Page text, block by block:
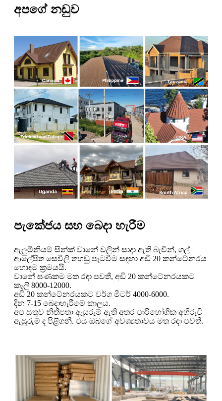
අපගේ නඩුව
පැකේජය සහ බෙදා හැරීම
ඇලුමිනියම් සින්ක් වානේ වලින් සාදා ඇති බැවින්, ගල්
ආලේපිත සෙවිලි තහඩු පැටවීම සඳහා අඩි 20 කන්ටේනරය
හොඳම ක්‍රමයයි.
වානේ ඝණකම මත රඳා පවතී, අඩි 20 කන්ටේනරයකට
කෑලි 8000-12000.
අඩි 20 කන්ටේනරයකට වර්ග මීටර් 4000-6000.
දින 7-15 බෙදාහැරීමේ කාලය.
අප සතුව නිතිපතා ඇසුරුම් ඇති අතර පාරිභෝගික අභිරුචි
ඇසුරුම් ද පිළිගනී. එය ඔබගේ අවශ්‍යතාවය මත රඳා පවතී.